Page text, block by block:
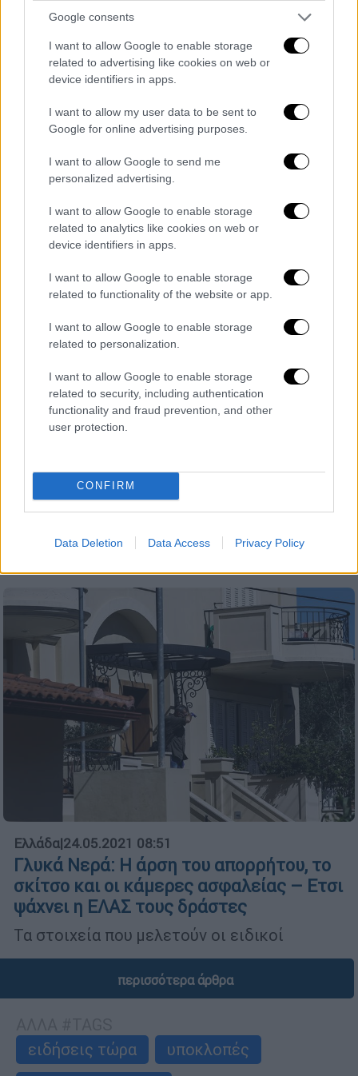
Google consents
I want to allow Google to enable storage
related to advertising like cookies on web or
device identifiers in apps.
I want to allow my user data to be sent to
Google for online advertising purposes.
I want to allow Google to send me
personalized advertising.
I want to allow Google to enable storage
related to analytics like cookies on web or
device identifiers in apps.
I want to allow Google to enable storage
related to functionality of the website or app.
I want to allow Google to enable storage
related to personalization.
I want to allow Google to enable storage
related to security, including authentication
functionality and fraud prevention, and other
user protection.
CONFIRM
Data Deletion Data Access Privacy Policy
Ραγδαίες εξελίξεις για τον θάνατο των
τηλεφωνικού και ηλεκτρονικού
απορρήτου της Ρούλας Πισπιρίγκου
Καταιγιστικές οι εξελίξεις
Ελλάδα|17.07.2021 07:01
«Εκρηξη» των νομίμων
λόγων εθνικής ασφάλειας
Τι αναφέρει η έκθεση πεπραγμένων της
Επικοινωνιών που παρουσιάστηκε στη
Ελλάδα|24.05.2021 08:51
Γλυκά Νερά: Η άρση του απορρήτου, το
σκίτσο και οι κάμερες ασφαλείας – Ετσι
ψάχνει η ΕΛΑΣ τους δράστες
Τα στοιχεία που μελετούν οι ειδικοί
περισσότερα άρθρα
ειδήσεις τώρα
υποκλοπές